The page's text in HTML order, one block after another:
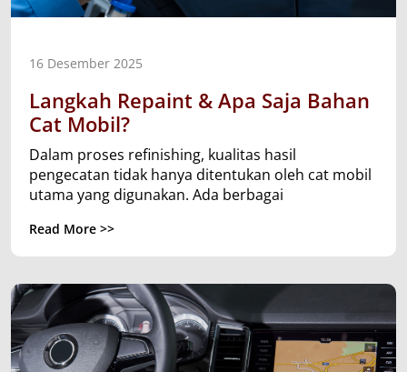
16 Desember 2025
Langkah Repaint & Apa Saja Bahan
Cat Mobil?
Dalam proses refinishing, kualitas hasil
pengecatan tidak hanya ditentukan oleh cat mobil
utama yang digunakan. Ada berbagai
Read More >>